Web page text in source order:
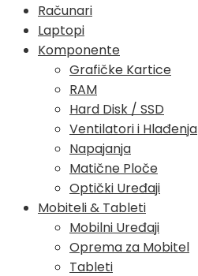
Računari
Laptopi
Komponente
Grafičke Kartice
RAM
Hard Disk / SSD
Ventilatori i Hlađenja
Napajanja
Matične Ploče
Optički Uređaji
Mobiteli & Tableti
Mobilni Uređaji
Oprema za Mobitel
Tableti